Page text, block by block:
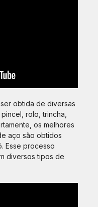
obtida de diversas
rolo, trincha,
os melhores
aço são obtidos
Esse processo
diversos tipos de